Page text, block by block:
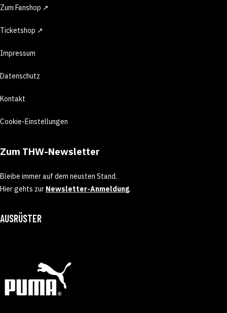
Zum Fanshop ↗
Ticketshop ↗
Impressum
Datenschutz
Kontakt
Cookie-Einstellungen
Zum THW-Newsletter
Bleibe immer auf dem neusten Stand.
Hier gehts zur Newsletter-Anmeldung.
AUSRÜSTER